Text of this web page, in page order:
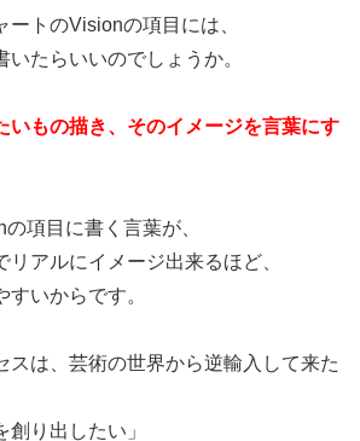
ートのVisionの項目には、
いたらいいのでしょうか。
いもの描き、そのイメージを言葉にす
項目に書く言葉が、
リアルにイメージ出来るほど、
いからです。
スは、芸術の世界から逆輸入して来た
創り出したい」